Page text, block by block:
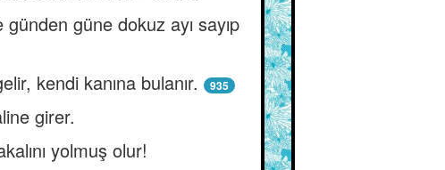
güne dokuz ayı sayıp
kendi kanına bulanır.
935
girer.
yolmuş olur!